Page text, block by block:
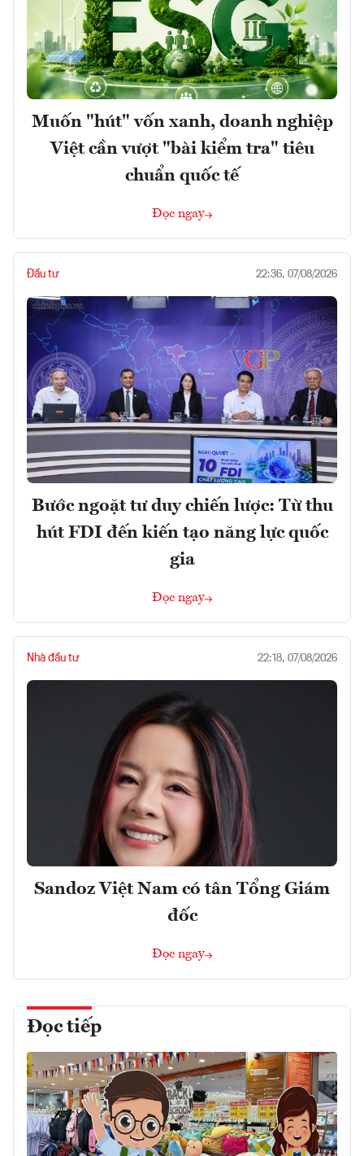
Muốn "hút" vốn xanh, doanh nghiệp
Việt cần vượt "bài kiểm tra" tiêu
chuẩn quốc tế
Đọc ngay
Đầu tư 22:36, 07/08/2026
Bước ngoặt tư duy chiến lược: Từ thu
hút FDI đến kiến tạo năng lực quốc
gia
Đọc ngay
Nhà đầu tư 22:18, 07/08/2026
Sandoz Việt Nam có tân Tổng Giám
đốc
Đọc ngay
Đọc tiếp